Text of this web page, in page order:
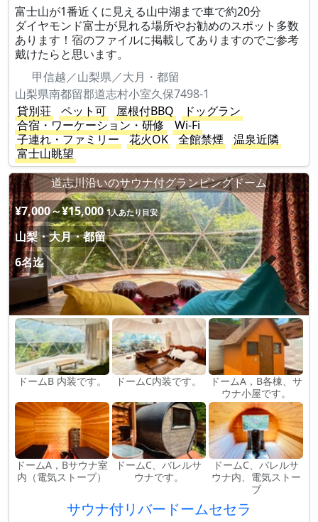
富士山が1番近くに見える山中湖まで車で約20分
ダイヤモンド富士が見れる場所やお勧めのスポット多数
あります！宿のファイルに掲載してありますのでご参考
戴けたらと思います。
甲信越／山梨県／大月・都留
山梨県南都留郡道志村小室久保7498-1
貸別荘
ペット可 屋根付BBQ
ドッグラン
合宿・ワーケーション・研修
Wi-Fi
子連れ・ファミリー
花火OK 全館禁煙
温泉近隣
富士山眺望
道志川沿いのサウナ付グランピングドーム
¥7,000～¥15,000 1人あたり目安
山梨・大月・都留
6名迄
ドームB 内装です。 ドームC内装です。
ドームA，B各棟、サ
ウナ小屋です。
ドームA，Bサウナ室
内（電気ストーブ）
ドームC、バレルサ
ウナです。
ドームC、バレルサ
ウナ内、電気ストー
ブ
サウナ付リバードームセセラ